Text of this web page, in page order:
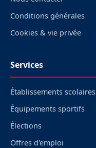
Conditions générales
Cookies & vie privée
Services
Établissements scolaires
Équipements sportifs
Élections
Offres d'emploi